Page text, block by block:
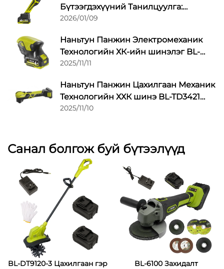
Бүтээгдэхүүний Танилцуулга:
Утасгүй Хайчлах Туршлагыг
2026/01/09
Наньтун Панжин Электромеханик
Технологийн ХК-ийн шинэлэг BL-
9220 гарын молот: Таны гарны
2025/11/11
Наньтун Панжин Цахилгаан Механик
Технологийн ХХК шинэ BL-TD3421
хэлбэлзэх олон зориулалтын
2025/11/10
Санал болгож буй бүтээлүүд
BL-DT9120-3 Цахилгаан гэр
BL-6100 Захидалт